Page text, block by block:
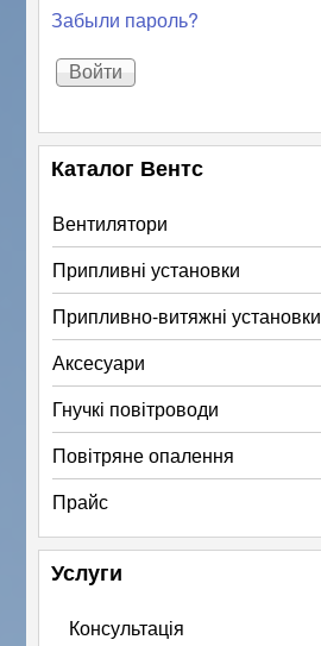
Забыли пароль?
Каталог Вентс
Вентилятори
Припливні установки
Припливно-витяжні установки
Аксесуари
Гнучкі повітроводи
Повітряне опалення
Прайс
Услуги
Консультація